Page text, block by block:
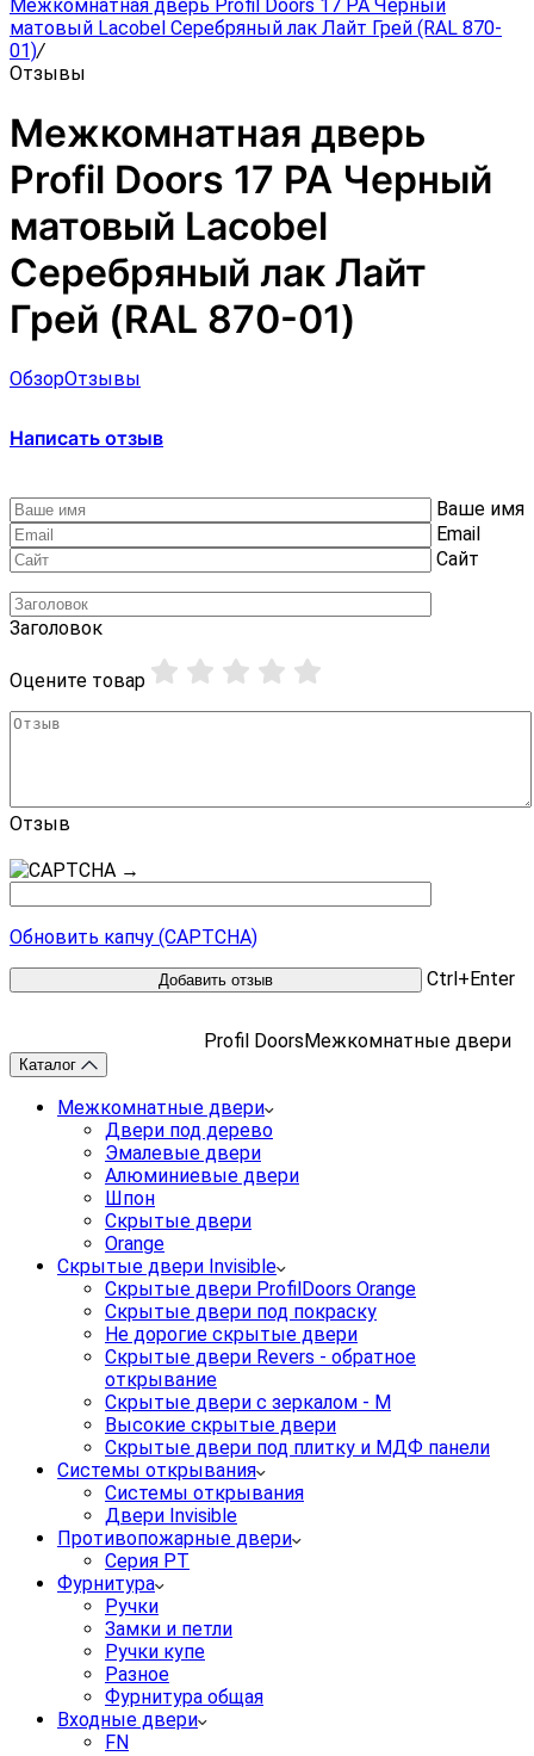
Межкомнатная дверь Profil Doors 17 PA Черный
матовый Lacobel Серебряный лак Лайт Грей (RAL 870-
01)/
Отзывы
Межкомнатная дверь
Profil Doors 17 PA Черный
матовый Lacobel
Серебряный лак Лайт
Грей (RAL 870-01)
ОбзорОтзывы
Написать отзыв
Ваше имя
Email
Сайт
Заголовок
Оцените товар
Отзыв
→
Обновить капчу (CAPTCHA)
Ctrl+Enter
Profil Doors Межкомнатные двери
Каталог
Межкомнатные двери
Двери под дерево
Эмалевые двери
Алюминиевые двери
Шпон
Скрытые двери
Orange
Скрытые двери Invisible
Скрытые двери ProfilDoors Orange
Скрытые двери под покраску
Не дорогие скрытые двери
Скрытые двери Revers - обратное
открывание
Скрытые двери с зеркалом - M
Высокие скрытые двери
Скрытые двери под плитку и МДФ панели
Системы открывания
Системы открывания
Двери Invisible
Противопожарные двери
Серия PT
Фурнитура
Ручки
Замки и петли
Ручки купе
Разное
Фурнитура общая
Входные двери
FN